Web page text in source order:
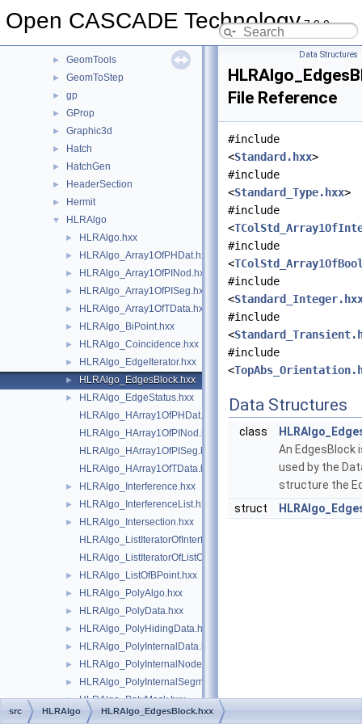
Open CASCADE Technology7.9.0
GeomProjLib
► GeomTools
► GeomToStep
► gp
► GProp
► Graphic3d
► Hatch
► HatchGen
► HeaderSection
► Hermit
▼ HLRAlgo
► HLRAlgo.hxx
► HLRAlgo_Array1OfPHDat.hxx
► HLRAlgo_Array1OfPINod.hxx
► HLRAlgo_Array1OfPISeg.hxx
► HLRAlgo_Array1OfTData.hxx
► HLRAlgo_BiPoint.hxx
► HLRAlgo_Coincidence.hxx
► HLRAlgo_EdgeIterator.hxx
► HLRAlgo_EdgesBlock.hxx
►
HLRAlgo_EdgeStatus.hxx
HLRAlgo_HArray1OfPHDat.hxx
HLRAlgo_HArray1OfPINod.hxx
HLRAlgo_HArray1OfPISeg.hxx
HLRAlgo_HArray1OfTData.hxx
► HLRAlgo_Interference.hxx
► HLRAlgo_InterferenceList.hxx
►
HLRAlgo_Intersection.hxx
HLRAlgo_ListIteratorOfInterferenceList.hxx
HLRAlgo_ListIteratorOfListOfBPoint.hxx
► HLRAlgo_ListOfBPoint.hxx
► HLRAlgo_PolyAlgo.hxx
► HLRAlgo_PolyData.hxx
► HLRAlgo_PolyHidingData.hxx
► HLRAlgo_PolyInternalData.hxx
► HLRAlgo_PolyInternalNode.hxx
► HLRAlgo_PolyInternalSegment.hxx
► HLRAlgo_PolyMask.hxx
► HLRAlgo_PolyShellData.hxx
Data Structures
File Reference
#include
<Standard.hxx>
#include
<Standard_Type.hxx>
#include
<
#include
<
#include
<
#include
<
#include
<
Data Structures
class
An EdgesBlock
used by the
structure the
struct
src HLRAlgo HLRAlgo_EdgesBlock.hxx